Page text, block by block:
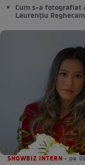
Cum s-a fotografiat
Laurențiu
SHOWBIZ INTERN • pe